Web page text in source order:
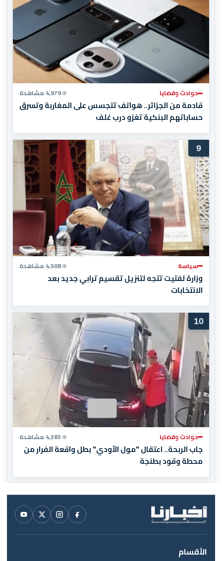
حوادث وقضايا 4,979 مشاهدة
قادمة من الجزائر.. هواتف تتجسس على المغاربة وتسرق
حساباتهم البنكية تغزو درب غلف
9
سياسة 4,508 مشاهدة
وزارة لفتيت تتجه لتنزيل تقسيم ترابي جديد بعد
الانتخابات
10
حوادث وقضايا 4,383 مشاهدة
جاب الربحة.. اعتقال "مول الأودي" بطل واقعة الفرار من
محطة وقود بطنجة
الأقسام